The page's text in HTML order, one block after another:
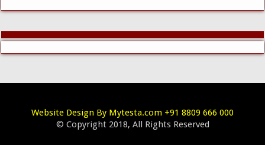
Website Design By Mytesta.com +91 8809 666 000
© Copyright 2018, All Rights Reserved